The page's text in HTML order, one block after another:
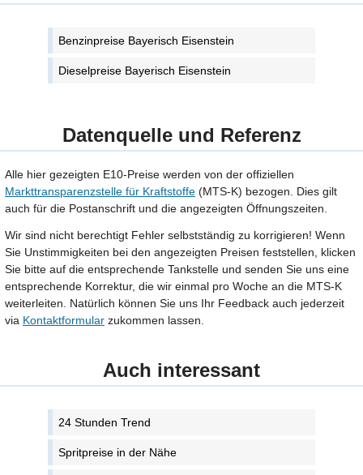
Benzinpreise Bayerisch Eisenstein
Dieselpreise Bayerisch Eisenstein
Datenquelle und Referenz
Alle hier gezeigten E10-Preise werden von der offiziellen
Markttransparenzstelle für Kraftstoffe (MTS-K) bezogen. Dies gilt
auch für die Postanschrift und die angezeigten Öffnungszeiten.
Wir sind nicht berechtigt Fehler selbstständig zu korrigieren! Wenn
Sie Unstimmigkeiten bei den angezeigten Preisen feststellen, klicken
Sie bitte auf die entsprechende Tankstelle und senden Sie uns eine
entsprechende Korrektur, die wir einmal pro Woche an die MTS-K
weiterleiten. Natürlich können Sie uns Ihr Feedback auch jederzeit
via Kontaktformular zukommen lassen.
Auch interessant
24 Stunden Trend
Spritpreise in der Nähe